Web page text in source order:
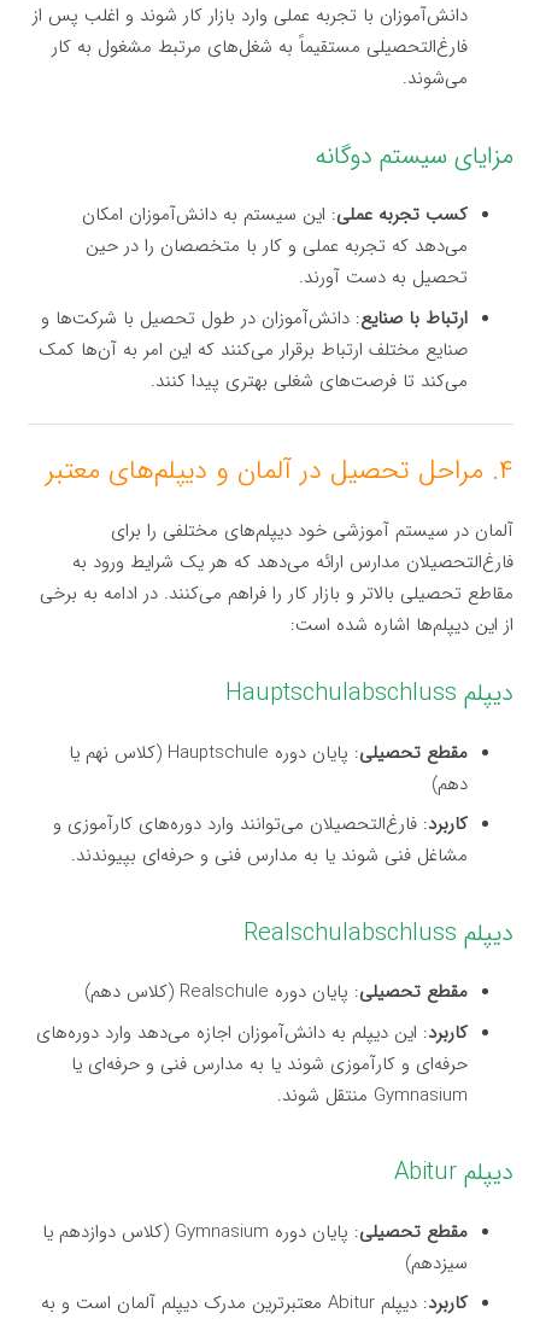
دانش‌آموزان با تجربه عملی وارد بازار کار شوند و اغلب پس از
فارغ‌التحصیلی مستقیماً به شغل‌های مرتبط مشغول به کار
می‌شوند.
مزایای سیستم دوگانه
کسب تجربه عملی: این سیستم به دانش‌آموزان امکان
می‌دهد که تجربه عملی و کار با متخصصان را در حین
تحصیل به دست آورند.
ارتباط با صنایع: دانش‌آموزان در طول تحصیل با شرکت‌ها و
صنایع مختلف ارتباط برقرار می‌کنند که این امر به آن‌ها کمک
می‌کند تا فرصت‌های شغلی بهتری پیدا کنند.
۴. مراحل تحصیل در آلمان و دیپلم‌های معتبر
آلمان در سیستم آموزشی خود دیپلم‌های مختلفی را برای
فارغ‌التحصیلان مدارس ارائه می‌دهد که هر یک شرایط ورود به
مقاطع تحصیلی بالاتر و بازار کار را فراهم می‌کنند. در ادامه به برخی
از این دیپلم‌ها اشاره شده است:
دیپلم Hauptschulabschluss
مقطع تحصیلی
: پایان دوره Hauptschule (کلاس نهم یا
دهم)
کاربرد: فارغ‌التحصیلان می‌توانند وارد دوره‌های کارآموزی و
مشاغل فنی شوند یا به مدارس فنی و حرفه‌ای بپیوندند.
دیپلم Realschulabschluss
مقطع تحصیلی: پایان دوره Realschule (کلاس دهم)
کاربرد: این دیپلم به دانش‌آموزان اجازه می‌دهد وارد دوره‌های
حرفه‌ای و کارآموزی شوند یا به مدارس فنی و حرفه‌ای یا
Gymnasium منتقل شوند.
دیپلم Abitur
مقطع تحصیلی
: پایان دوره Gymnasium (کلاس دوازدهم یا
سیزدهم)
کاربرد
: دیپلم Abitur معتبرترین مدرک دیپلم آلمان است و به